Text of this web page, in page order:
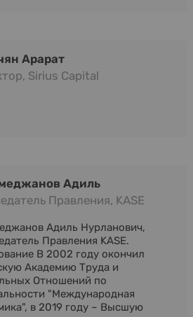
Арарат
Sirius Capital
Адиль
Правления, KASE
Адиль Нурланович,
Правления KASE.
В 2002 году окончил
Академию Труда и
Отношений по
"Международная
в 2019 году – Высшую